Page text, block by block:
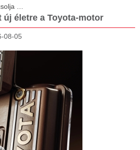
…
új életre a Toyota-motor
08-05